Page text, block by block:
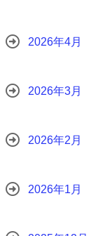
2026年4月
2026年3月
2026年2月
2026年1月